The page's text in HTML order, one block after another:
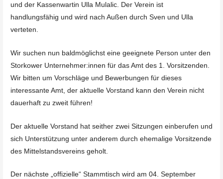
und der Kassenwartin Ulla Mulalic. Der Verein ist
handlungsfähig und wird nach Außen durch Sven und Ulla
verteten.
Wir suchen nun baldmöglichst eine geeignete Person unter den
Storkower Unternehmer:innen für das Amt des 1. Vorsitzenden.
Wir bitten um Vorschläge und Bewerbungen für dieses
interessante Amt, der aktuelle Vorstand kann den Verein nicht
dauerhaft zu zweit führen!
Der aktuelle Vorstand hat seither zwei Sitzungen einberufen und
sich Unterstützung unter anderem durch ehemalige Vorsitzende
des Mittelstandsvereins geholt.
Der nächste „offizielle“ Stammtisch wird am 04. September